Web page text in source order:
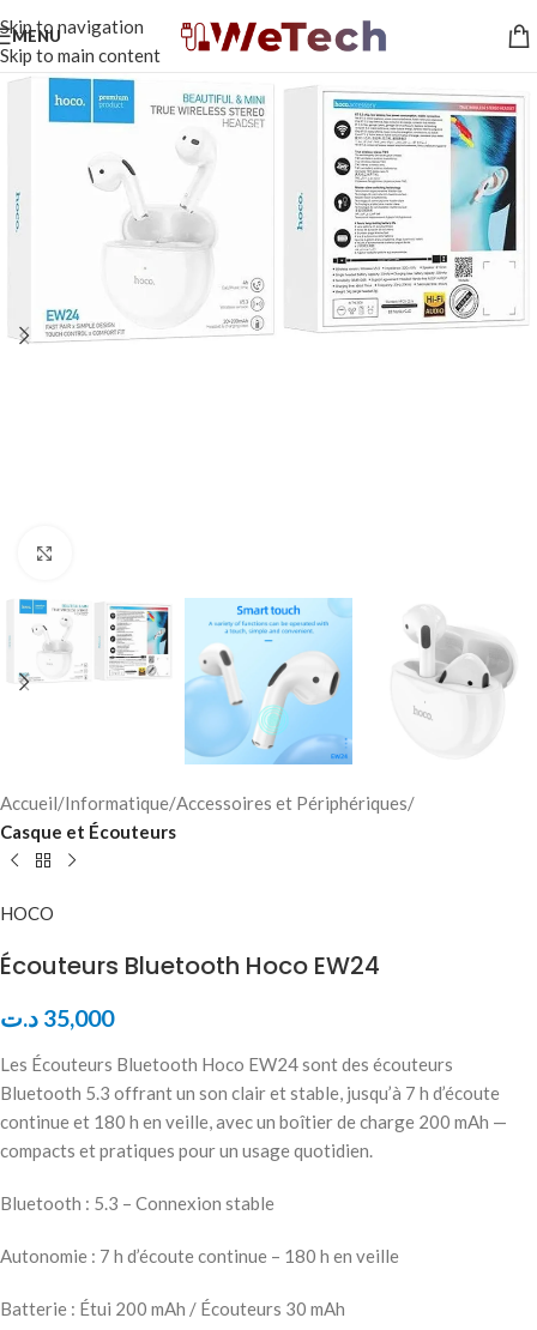
Skip to navigation
Skip to main content
MENU
Accueil Informatique Accessoires et Périphériques
Casque et Écouteurs
HOCO
Écouteurs Bluetooth Hoco EW24
35,000 د.ت
Les Écouteurs Bluetooth Hoco EW24 sont des écouteurs
Bluetooth 5.3 offrant un son clair et stable, jusqu’à 7 h d’écoute
continue et 180 h en veille, avec un boîtier de charge 200 mAh —
compacts et pratiques pour un usage quotidien.
Bluetooth : 5.3 – Connexion stable
Autonomie : 7 h d’écoute continue – 180 h en veille
Batterie : Étui 200 mAh / Écouteurs 30 mAh